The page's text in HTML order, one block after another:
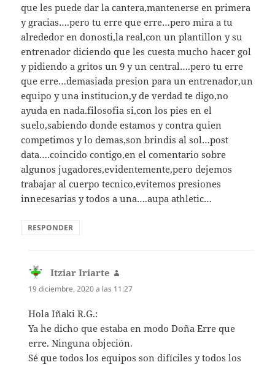
que les puede dar la cantera,mantenerse en primera
y gracias….pero tu erre que erre…pero mira a tu
alrededor en donosti,la real,con un plantillon y su
entrenador diciendo que les cuesta mucho hacer gol
y pidiendo a gritos un 9 y un central….pero tu erre
que erre…demasiada presion para un entrenador,un
equipo y una institucion,y de verdad te digo,no
ayuda en nada.filosofia si,con los pies en el
suelo,sabiendo donde estamos y contra quien
competimos y lo demas,son brindis al sol…post
data….coincido contigo,en el comentario sobre
algunos jugadores,evidentemente,pero dejemos
trabajar al cuerpo tecnico,evitemos presiones
innecesarias y todos a una….aupa athletic…
RESPONDER
Itziar Iriarte
19 diciembre, 2020 a las 11:27
Hola Iñaki R.G.:
Ya he dicho que estaba en modo Doña Erre que
erre. Ninguna objeción.
Sé que todos los equipos son difíciles y todos los